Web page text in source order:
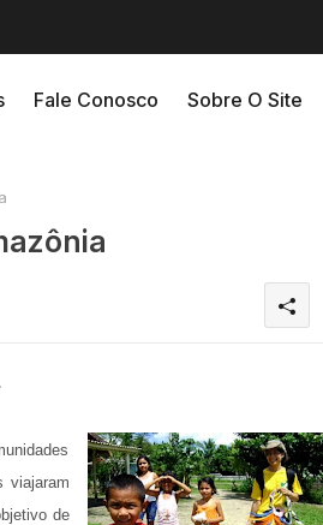
Fale Conosco Sobre O Site
viajaram
de